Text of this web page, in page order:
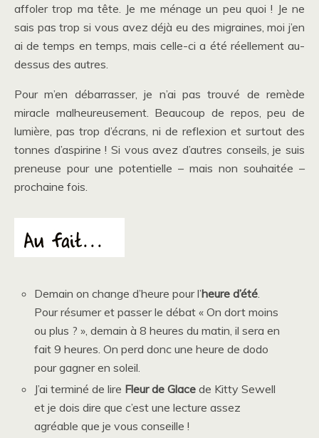
affoler trop ma tête. Je me ménage un peu quoi ! Je ne
sais pas trop si vous avez déjà eu des migraines, moi j’en
ai de temps en temps, mais celle-ci a été réellement au-
dessus des autres.
Pour m’en débarrasser, je n’ai pas trouvé de remède
miracle malheureusement. Beaucoup de repos, peu de
lumière, pas trop d’écrans, ni de reflexion et surtout des
tonnes d’aspirine ! Si vous avez d’autres conseils, je suis
preneuse pour une potentielle – mais non souhaitée –
prochaine fois.
Demain on change d’heure pour l’heure d’été
Pour résumer et passer le débat « On dort moins
ou plus ? », demain à 8 heures du matin, il sera en
fait 9 heures. On perd donc une heure de dodo
pour gagner en soleil.
J’ai terminé de lire Fleur de Glace de Kitty Sewell
et je dois dire que c’est une lecture assez
agréable que je vous conseille !